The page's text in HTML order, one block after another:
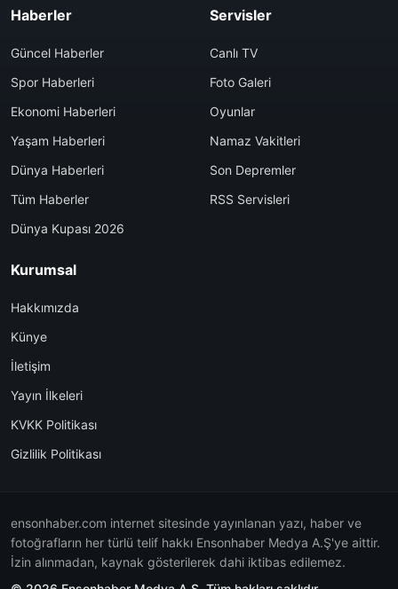
Haberler
Güncel Haberler
Spor Haberleri
Ekonomi Haberleri
Yaşam Haberleri
Dünya Haberleri
Tüm Haberler
Dünya Kupası 2026
Servisler
Canlı TV
Foto Galeri
Oyunlar
Namaz Vakitleri
Son Depremler
RSS Servisleri
Kurumsal
Hakkımızda
Künye
İletişim
Yayın İlkeleri
KVKK Politikası
Gizlilik Politikası
ensonhaber.com internet sitesinde yayınlanan yazı, haber ve
fotoğrafların her türlü telif hakkı Ensonhaber Medya A.Ş'ye aittir.
İzin alınmadan, kaynak gösterilerek dahi iktibas edilemez.